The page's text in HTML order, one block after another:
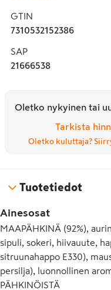
GTIN
7310532152386
SAP
21666538
Oletko nykyinen tai
Tarkista
Oletko kuluttaja?
Tuotetiedot
Ainesosat
MAAPÄHKINÄ (92%),
sipuli, sokeri, hiivauute,
sitruunahappo E330),
persilja), luonnollinen
PÄHKINÖISTÄ